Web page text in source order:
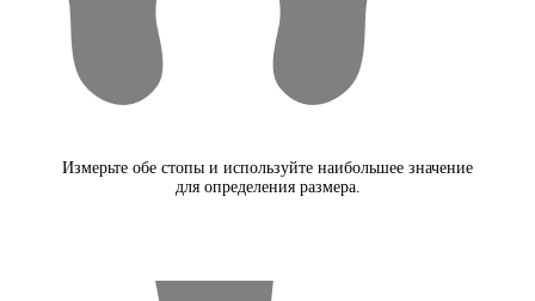
Измерьте обе стопы и используйте наибольшее значение
для определения размера.